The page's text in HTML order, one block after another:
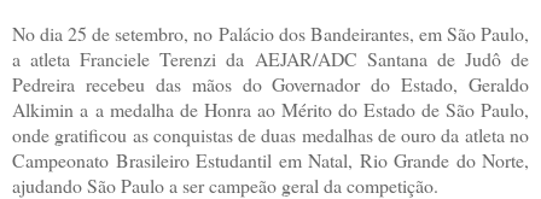
No dia 25 de setembro, no Palácio dos Bandeirantes, em São Paulo,
a atleta Franciele Terenzi da AEJAR/ADC Santana de Judô de
Pedreira recebeu das mãos do Governador do Estado, Geraldo
Alkimin a a medalha de Honra ao Mérito do Estado de São Paulo,
onde gratificou as conquistas de duas medalhas de ouro da atleta no
Campeonato Brasileiro Estudantil em Natal, Rio Grande do Norte,
ajudando São Paulo a ser campeão geral da competição.